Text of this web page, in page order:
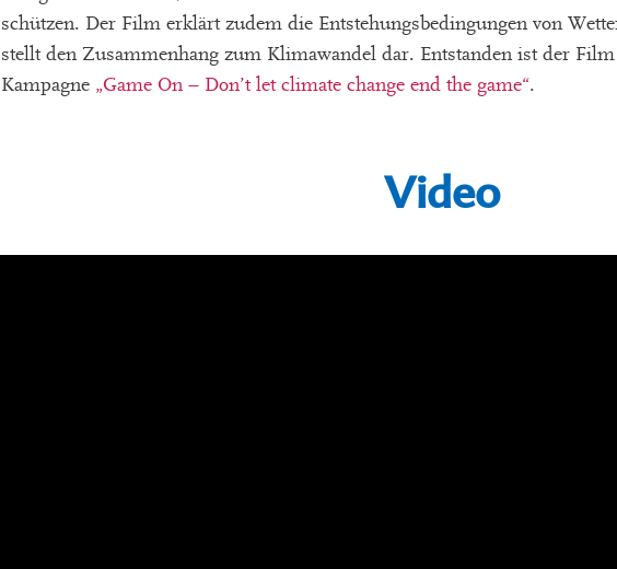
schützen. Der Film erklärt zudem die Entstehungsbedingungen von
stellt den Zusammenhang zum Klimawandel dar. Entstanden ist der
Kampagne „Game On – Don’t let climate change end the game“.
Video